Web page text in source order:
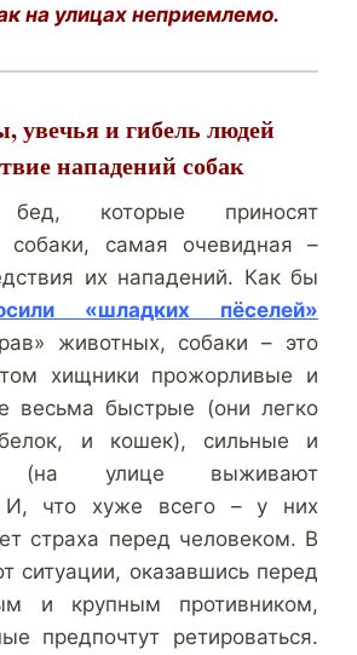
на улицах неприемлемо.
увечья и гибель людей
нападений собак
которые приносят
собаки, самая очевидная –
их нападений. Как бы
«шладких пёселей»
животных, собаки – это
хищники прожорливые и
весьма быстрые (они легко
и кошек), сильные и
(на улице выживают
И, что хуже всего – у них
страха перед человеком. В
ситуации, оказавшись перед
и крупным противником,
предпочтут ретироваться.